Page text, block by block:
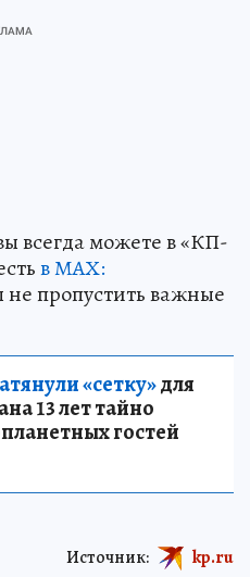
всегда можете в «КП-
в МАХ:
не пропустить важные
«сетку»для
13 лет тайно
гостей
Источник: kp.ru